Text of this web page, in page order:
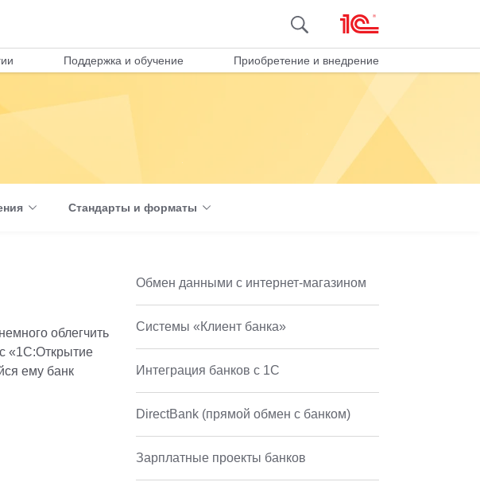
Поддержка и обучение Приобретение и внедрение
Стандарты и форматы
облегчить
«1С:Открытие
ему банк
Обмен данными с интернет-магазином
Системы «Клиент банка»
Интеграция банков с 1С
DirectBank (прямой обмен с банком)
Зарплатные проекты банков